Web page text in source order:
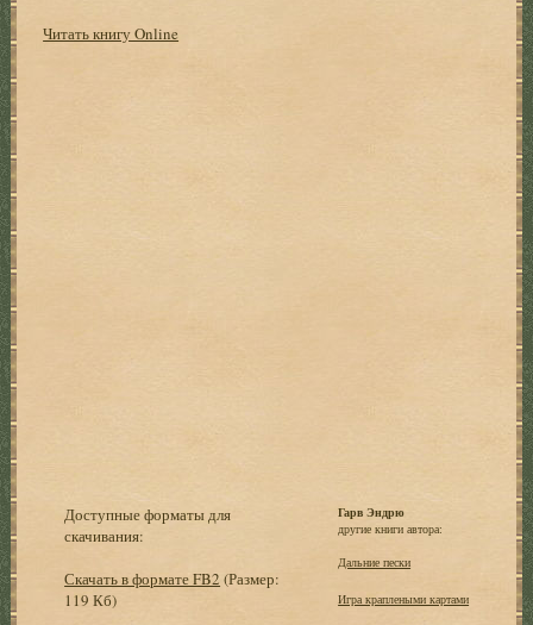
Читать книгу Online
Доступные форматы для
скачивания:
Скачать в формате FB2 (Размер:
119 Кб)
Гарв Эндрю
другие книги автора:
Дальние пески
Игра краплеными картами